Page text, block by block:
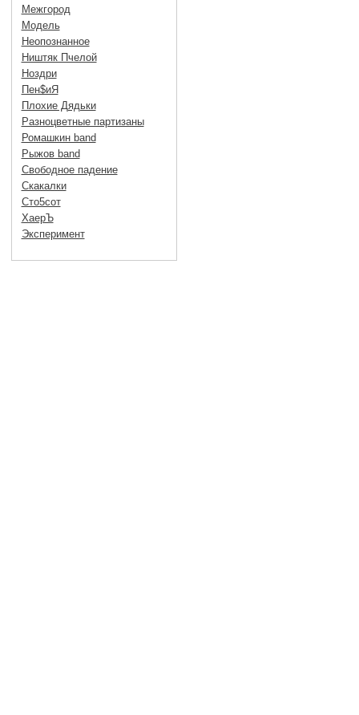
Межгород
Модель
Неопознанное
Ништяк Пчелой
Ноздри
Пен$иЯ
Плохие Дядьки
Разноцветные партизаны
Ромашкин band
Рыжов band
Свободное падение
Скакалки
Сто5сот
ХаерЪ
Эксперимент